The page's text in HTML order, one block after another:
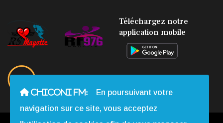
Téléchargez notre
application mobile
CHICONI FM:
En poursuivant votre
navigation sur ce site, vous acceptez